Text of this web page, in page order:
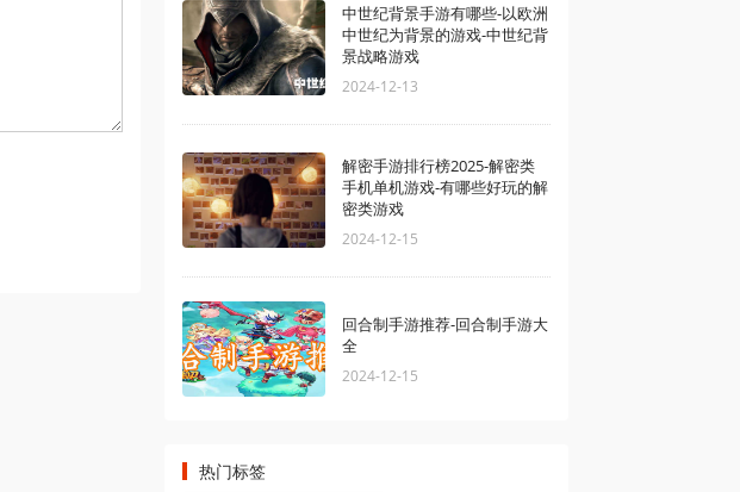
中世纪背景手游有哪些-以欧洲
中世纪为背景的游戏-中世纪背
景战略游戏
2024-12-13
解密手游排行榜2025-解密类
手机单机游戏-有哪些好玩的解
密类游戏
2024-12-15
回合制手游推荐-回合制手游大
全
2024-12-15
热门标签